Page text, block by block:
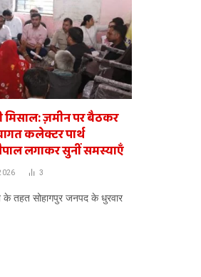
ज़मीन पर बैठकर
कलेक्टर पार्थ
लगाकर सुनीं समस्याएँ
3
के तहत सोहागपुर जनपद के धुरवार